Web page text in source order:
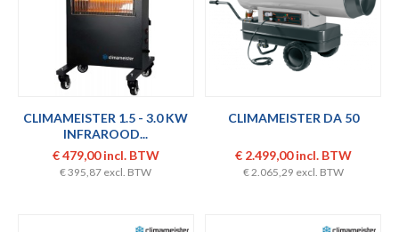
CLIMAMEISTER 1.5 - 3.0 KW
INFRAROOD...
€ 479,00 incl. BTW
€ 395,87 excl. BTW
CLIMAMEISTER DA 50
€ 2.499,00 incl. BTW
€ 2.065,29 excl. BTW